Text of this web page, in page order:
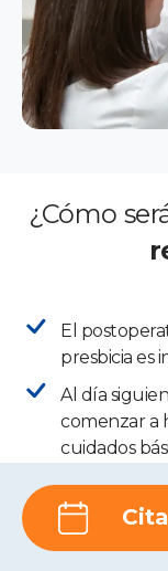
¿Cómo
El
presbicia es
Al día
comenzar a
cuidados
recuperación
El médico